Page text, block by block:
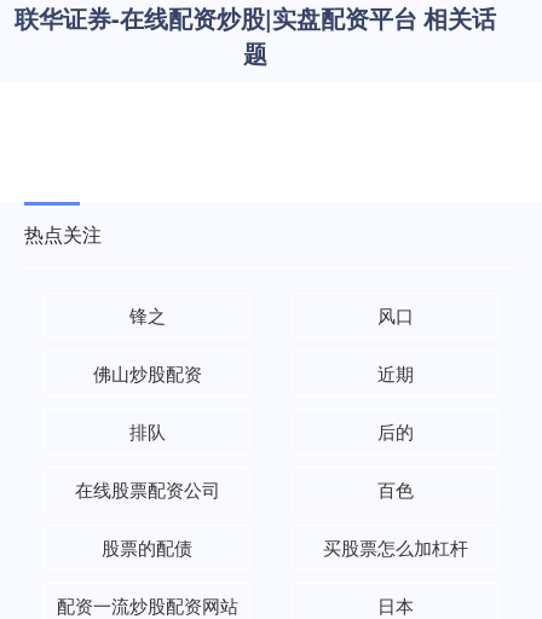
联华证券-在线配资炒股|实盘配资平台 相关话
题
热点关注
锋之 风口
佛山炒股配资 近期
排队 后的
在线股票配资公司 百色
股票的配债 买股票怎么加杠杆
配资一流炒股配资网站 日本